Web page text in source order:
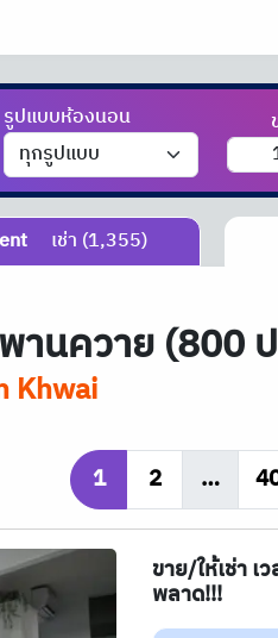
รูปแบบห้องนอน
เช่า (1,355)
านควาย (800
Khwai
1 2 …
ขาย/ให้เช่า
พลาด!!!